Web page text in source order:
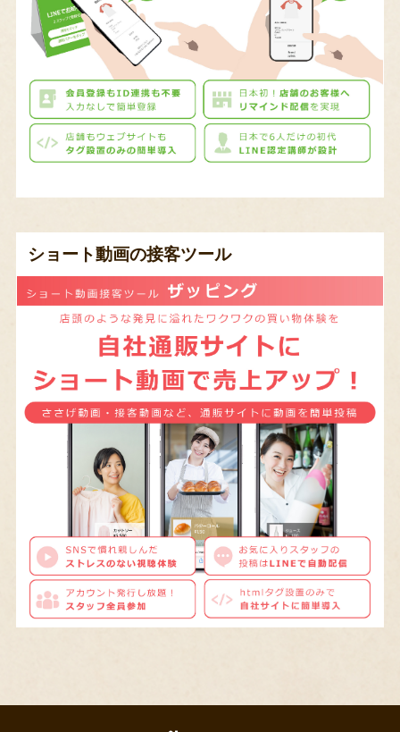
ショート動画の接客ツール